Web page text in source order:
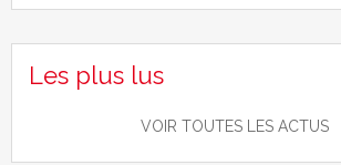
Les plus lus
VOIR TOUTES LES ACTUS